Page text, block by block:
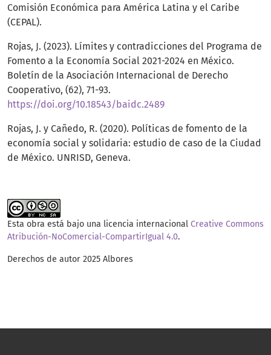
Comisión Económica para América Latina y el Caribe
(CEPAL).
Rojas, J. (2023). Límites y contradicciones del Programa de
Fomento a la Economía Social 2021-2024 en México.
Boletín de la Asociación Internacional de Derecho
Cooperativo, (62), 71-93.
https://doi.org/10.18543/baidc.2489
Rojas, J. y Cañedo, R. (2020). Políticas de fomento de la
economía social y solidaria: estudio de caso de la Ciudad
de México. UNRISD, Geneva.
Esta obra está bajo una licencia internacional Creative Commons
Atribución-NoComercial-CompartirIgual 4.0.
Derechos de autor 2025 Albores